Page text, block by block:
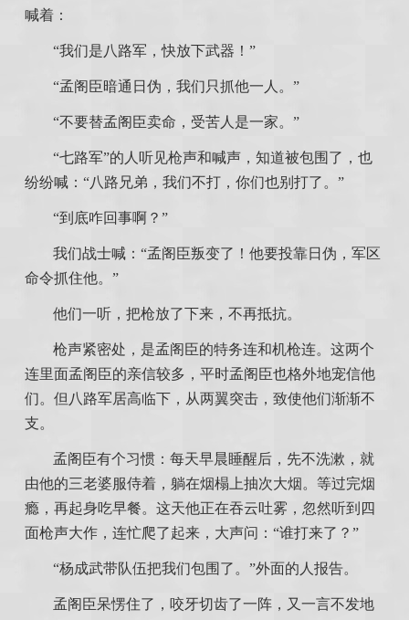
喊着：
“我们是八路军，快放下武器！”
“孟阁臣暗通日伪，我们只抓他一人。”
“不要替孟阁臣卖命，受苦人是一家。”
“七路军”的人听见枪声和喊声，知道被包围了，也
纷纷喊：“八路兄弟，我们不打，你们也别打了。”
“到底咋回事啊？”
我们战士喊：“孟阁臣叛变了！他要投靠日伪，军区
命令抓住他。”
他们一听，把枪放了下来，不再抵抗。
枪声紧密处，是孟阁臣的特务连和机枪连。这两个
连里面孟阁臣的亲信较多，平时孟阁臣也格外地宠信他
们。但八路军居高临下，从两翼突击，致使他们渐渐不
支。
孟阁臣有个习惯：每天早晨睡醒后，先不洗漱，就
由他的三老婆服侍着，躺在烟榻上抽次大烟。等过完烟
瘾，再起身吃早餐。这天他正在吞云吐雾，忽然听到四
面枪声大作，连忙爬了起来，大声问：“谁打来了？”
“杨成武带队伍把我们包围了。”外面的人报告。
孟阁臣呆愣住了，咬牙切齿了一阵，又一言不发地